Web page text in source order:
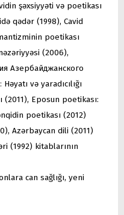
şəxsiyyəti və poetikası
qədər (1998), Cavid
poetikası
(2006),
Азербайджанского
və yaradıcılığı
Eposun poetikası:
poetikası (2012)
Azərbaycan dili (2011)
(1992) kitablarının
can sağlığı, yeni